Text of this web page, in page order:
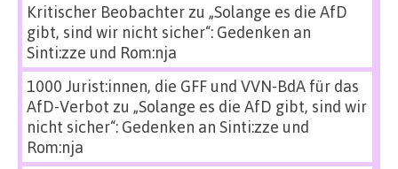
Kritischer Beobachterzu „Solange es die AfD
gibt, sind wir nicht sicher“: Gedenken an
Sinti:zze und Rom:nja
1000 Jurist:innen, die GFF und VVN-BdA für das
AfD-Verbot zu „Solange es die AfD gibt, sind wir
nicht sicher“: Gedenken an Sinti:zze und
Rom:nja